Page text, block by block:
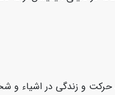
حرکت و زندگی در اشیاء